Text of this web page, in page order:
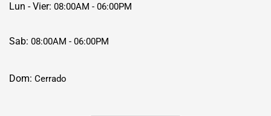
Lun - Vier: 08:00AM - 06:00PM
Sab: 08:00AM - 06:00PM
Dom: Cerrado